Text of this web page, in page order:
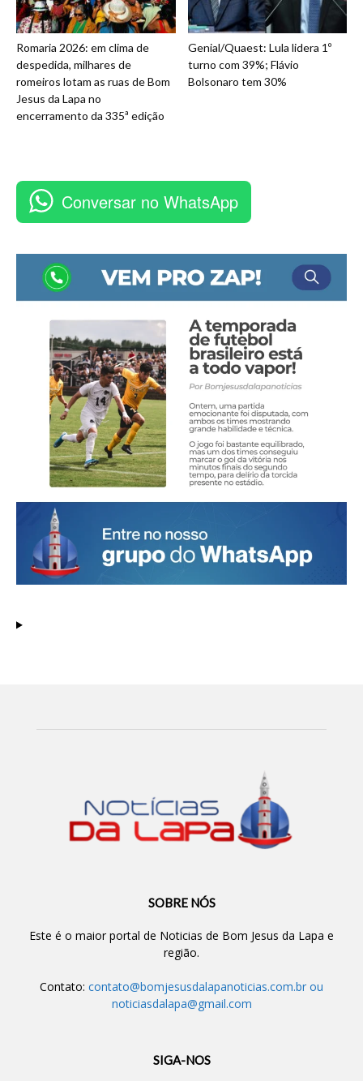
Romaria 2026: em clima de
despedida, milhares de
romeiros lotam as ruas de Bom
Jesus da Lapa no
encerramento da 335ª edição
Genial/Quaest: Lula lidera 1º
turno com 39%; Flávio
Bolsonaro tem 30%
Conversar no WhatsApp
SOBRE NÓS
Este é o maior portal de Noticias de Bom Jesus da Lapa e
região.
Contato: contato@bomjesusdalapanoticias.com.br ou
noticiasdalapa@gmail.com
SIGA-NOS